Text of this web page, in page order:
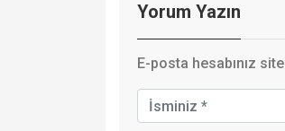
Yorum Yazın
E-posta hesabınız